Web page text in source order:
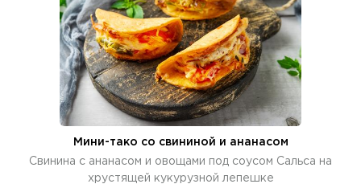
Мини-тако со свининой и ананасом
Свинина с ананасом и овощами под соусом Сальса на
хрустящей кукурузной лепешке